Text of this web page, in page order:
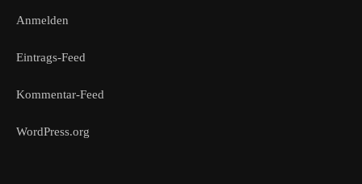
Anmelden
Eintrags-Feed
Kommentar-Feed
WordPress.org